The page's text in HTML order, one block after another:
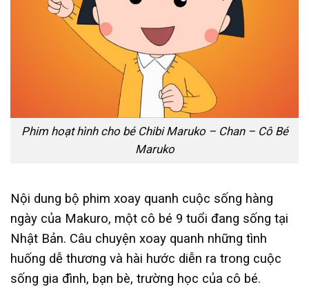
Phim hoạt hình cho bé Chibi Maruko – Chan – Cô Bé
Maruko
Nội dung bộ phim xoay quanh cuộc sống hàng
ngày của Makuro, một cô bé 9 tuổi đang sống tại
Nhật Bản. Câu chuyện xoay quanh những tình
huống dễ thương và hài hước diễn ra trong cuộc
sống gia đình, bạn bè, trường học của cô bé.